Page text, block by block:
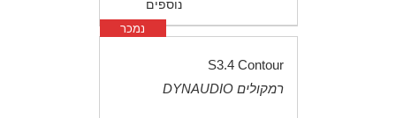
נוספים
נמכר
S3.4 Contour
רמקולים DYNAUDIO